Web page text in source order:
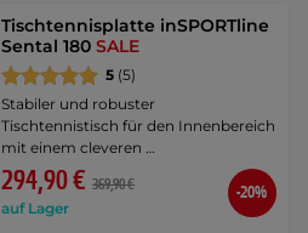
Tischtennisplatte inSPORTline
Sental 180SALE
5 (5)
Stabiler und robuster
Tischtennistisch für den Innenbereich
mit einem cleveren …
294,90 € 369,90 €
auf Lager
-20%